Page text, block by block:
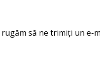
să ne trimiți un e-